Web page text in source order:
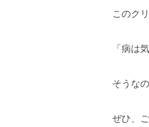
このク
「病は
そうな
ぜひ、